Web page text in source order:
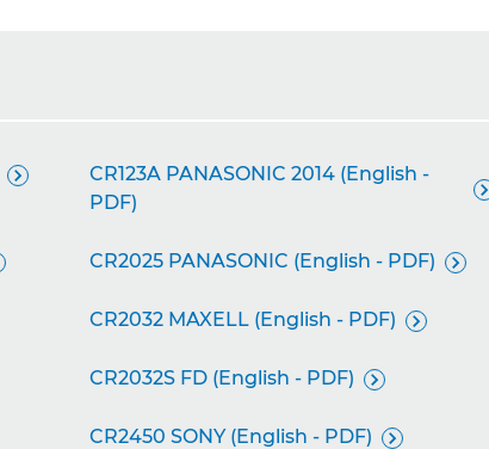

CR123A PANASONIC 2014 (English -
PDF)

CR2025 PANASONIC (English - PDF) 
CR2032 MAXELL (English - PDF) 
CR2032S FD (English - PDF) 
CR2450 SONY (English - PDF) 